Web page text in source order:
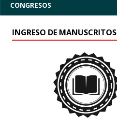
CONGRESOS
INGRESO DE MANUSCRITOS